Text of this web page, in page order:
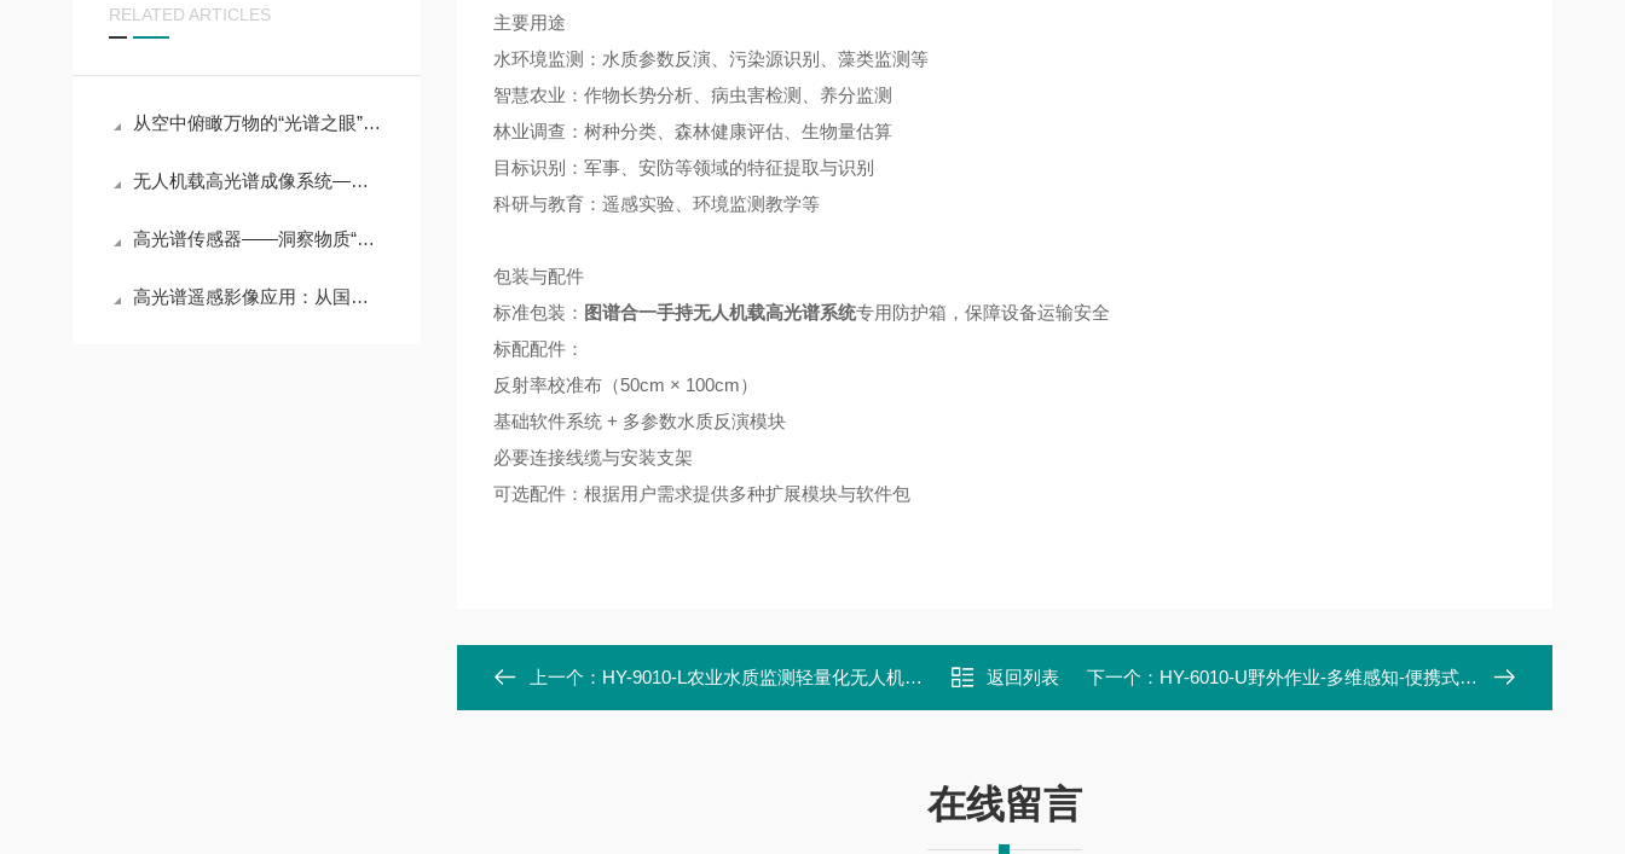
RELATED ARTICLES
从空中俯瞰万物的“光谱之眼”——智能机载高光谱系统技术解析
无人机载高光谱成像系统——从天空读懂大地每一寸物质的光谱密码
高光谱传感器——洞察物质“指纹”的精密感知核心
高光谱遥感影像应用：从国土资源调查到灾害评估监测
主要用途
水环境监测：水质参数反演、污染源识别、藻类监测等
智慧农业：作物长势分析、病虫害检测、养分监测
林业调查：树种分类、森林健康评估、生物量估算
目标识别：军事、安防等领域的特征提取与识别
科研与教育：遥感实验、环境监测教学等
包装与配件
标准包装： 图谱合一手持无人机载高光谱系统专用防护箱，保障设备运输安全
标配配件：
反射率校准布（50cm × 100cm）
基础软件系统 + 多参数水质反演模块
必要连接线缆与安装支架
可选配件：根据用户需求提供多种扩展模块与软件包
上一个： HY-9010-L农业水质监测轻量化无人机载高光谱系统 返回列表 下一个： HY-6010-U野外作业-多维感知-便携式高光谱成像仪
在线留言